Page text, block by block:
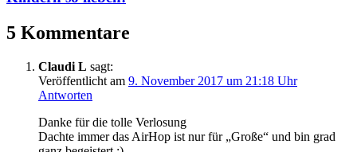
5 Kommentare
Claudi L sagt:
Veröffentlicht am 9. November 2017 um 21:18 Uhr
Antworten
Danke für die tolle Verlosung
Dachte immer das AirHop ist nur für „Große“ und bin grad